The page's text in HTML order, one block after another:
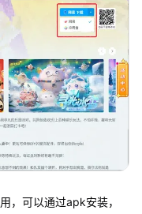
，可以通过apk安装，